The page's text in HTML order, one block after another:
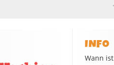
INFO
Wann